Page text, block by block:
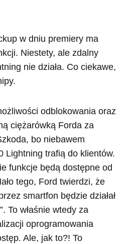
w dniu premiery ma
Niestety, ale zdalny
nie działa. Co ciekawe,
odblokowania oraz
ciężarówką Forda za
bo niebawem
Lightning trafią do klientów.
funkcje będą dostępne od
tego, Ford twierdzi, że
smartfon będzie działał
To właśnie wtedy za
oprogramowania
Ale, jak to?! To